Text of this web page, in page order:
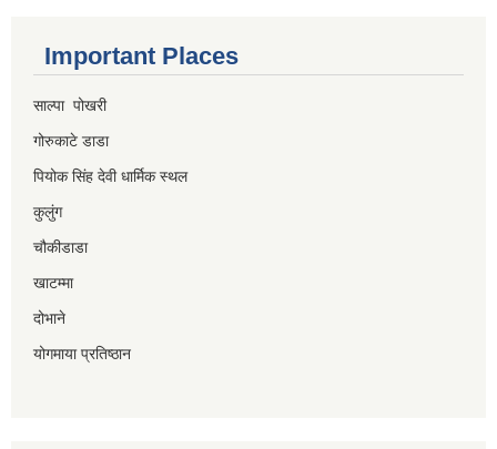
Important Places
साल्पा पोखरी
गोरुकाटे डाडा
पियोक सिंह देवी धार्मिक स्थल
कुलुंग
चौकीडाडा
खाटम्मा
दोभाने
योगमाया प्रतिष्ठान